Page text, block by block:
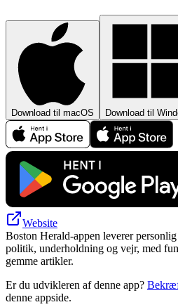
Download til macOS Download til
Website
Boston Herald-appen leverer
politik, underholdning og vejr, med
gemme artikler.
Er du udvikleren af denne app?
denne appside.